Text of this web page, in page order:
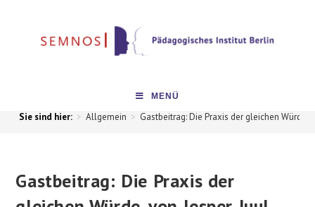
MENÜ
> Allgemein > Gastbeitrag: Die Praxis der gleichen Würde,
Gastbeitrag: Die Praxis der